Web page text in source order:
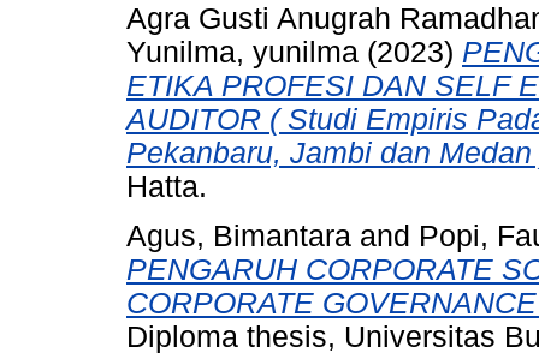
Agra Gusti Anugrah
Yunilma, yunilma (2023)
ETIKA PROFESI DAN SELF
AUDITOR ( Studi Empiris
Pekanbaru, Jambi dan Medan
Hatta.
Agus, Bimantara and Popi,
PENGARUH CORPORATE
CORPORATE
Diploma thesis, Universitas